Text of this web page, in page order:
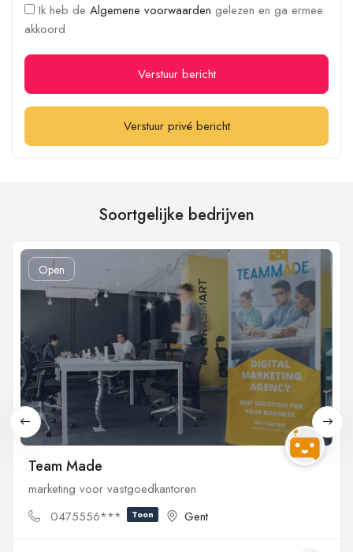
Ik heb de Algemene voorwaarden gelezen en ga ermee
akkoord
Verstuur bericht
Verstuur privé bericht
Soortgelijke bedrijven
Open
Team Made
marketing voor vastgoedkantoren
0475556***
Toon Gent